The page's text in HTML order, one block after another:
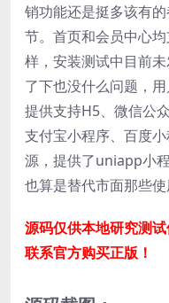
销功能还是挺多该有
节。首页和会员中心
样，安装测试中目前
了下也没什么问题，
提供支持H5、微信公
支付宝小程序、百度
源，提供了uniapp小
也算是替代市面那些使
源码仅供本地研究测
联系官方购买正版！